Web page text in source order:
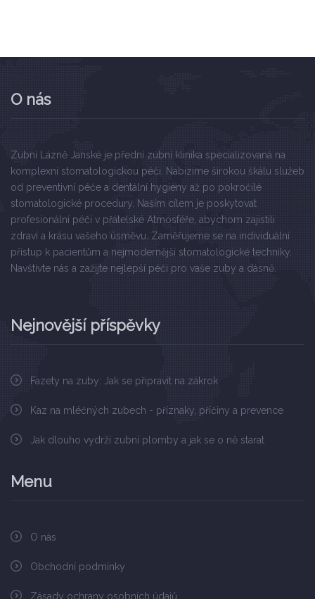
O nás
Zubní Lázně Janské je přední zubní klinika specializovaná na
komplexní stomatologickou péči. Nabízíme širokou škálu služeb
od preventivní péče a dentální hygieny až po pokročilé
stomatologické procedury. Naším cílem je poskytovat
profesionální péči v přátelské Atmosféře, abychom zajistili
zdraví a krásu vašeho úsměvu. Zaměřujeme se na individuální
přístup k pacientům a nejmodernější stomatologické techniky.
Navštivte nás a zažijte nejlepší péči pro vaše zuby a dásně.
Nejnovější příspěvky
Fazety na zuby: Jak se připravit na zákrok
Kaz na mléčných zubech - příznaky, příčiny a prevence
Jak dlouho vydrží zubní plomby a jak se o ně starat
Menu
O nás
Obchodní podmínky
Zásady ochrany osobních údajů